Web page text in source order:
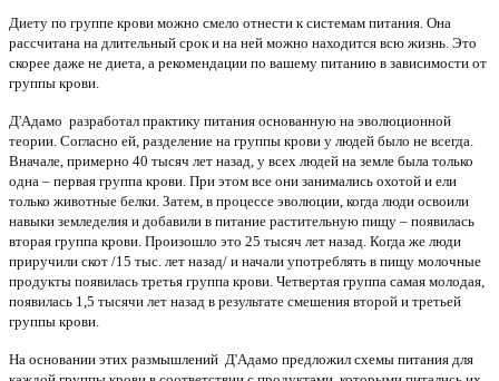
Диету по группе крови можно смело отнести к системам питания. Она
рассчитана на длительный срок и на ней можно находится всю жизнь. Это
скорее даже не диета, а рекомендации по вашему питанию в зависимости от
группы крови.
Д'Адамо разработал практику питания основанную на эволюционной
теории. Согласно ей, разделение на группы крови у людей было не всегда.
Вначале, примерно 40 тысяч лет назад, у всех людей на земле была только
одна – первая группа крови. При этом все они занимались охотой и ели
только животные белки. Затем, в процессе эволюции, когда люди освоили
навыки земледелия и добавили в питание растительную пищу – появилась
вторая группа крови. Произошло это 25 тысяч лет назад. Когда же люди
приручили скот /15 тыс. лет назад/ и начали употреблять в пищу молочные
продукты появилась третья группа крови. Четвертая группа самая молодая,
появилась 1,5 тысячи лет назад в результате смешения второй и третьей
группы крови.
На основании этих размышлений Д'Адамо предложил схемы питания для